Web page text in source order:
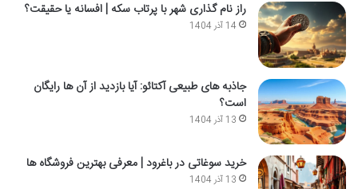
راز نام گذاری شهر با پرتاب سکه | افسانه یا حقیقت؟
14 آذر 1404
جاذبه های طبیعی آکتائو: آیا بازدید از آن ها رایگان
است؟
13 آذر 1404
خرید سوغاتی در باغرود | معرفی بهترین فروشگاه ها
13 آذر 1404